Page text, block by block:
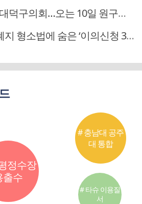
의회…오는 10일 원구성 다시 돌입
숨은 ‘이의신청 3개월 제한’…황운하는 30일 추진
정수장
출수
# 충남대 공주
대 통합
# 타슈 이용질
서